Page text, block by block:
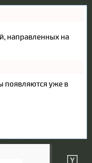
направленных на
появляются уже в